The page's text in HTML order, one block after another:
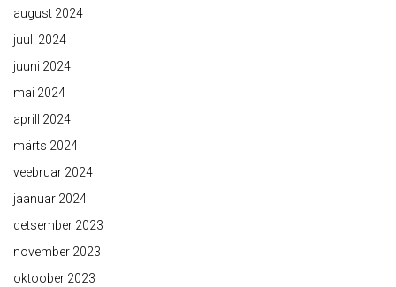
august 2024
juuli 2024
juuni 2024
mai 2024
aprill 2024
märts 2024
veebruar 2024
jaanuar 2024
detsember 2023
november 2023
oktoober 2023